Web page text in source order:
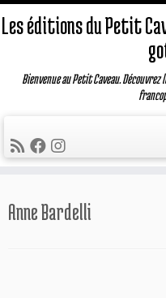
au
Les éditions du Petit
Bienvenue au Petit Caveau.
Anne Bardelli